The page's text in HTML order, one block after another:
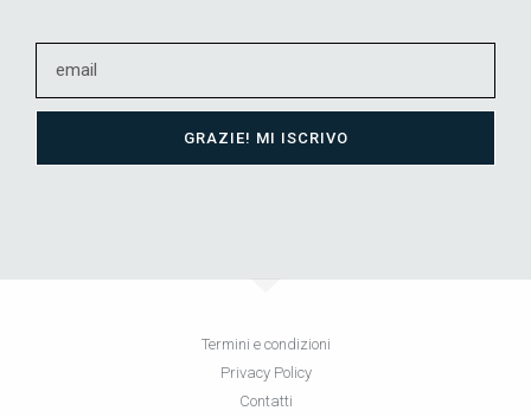
GRAZIE! MI ISCRIVO
Termini e condizioni
Privacy Policy
Contatti